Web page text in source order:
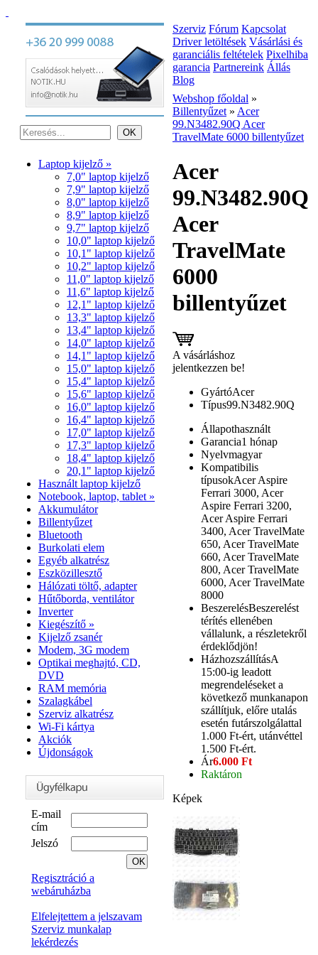
Laptop kijelző »
7,0" laptop kijelző
7,9" laptop kijelző
8,0" laptop kijelző
8,9" laptop kijelző
9,7" laptop kijelző
10,0" laptop kijelző
10,1" laptop kijelző
10,2" laptop kijelző
11,0" laptop kijelző
11,6" laptop kijelző
12,1" laptop kijelző
13,3" laptop kijelző
13,4" laptop kijelző
14,0" laptop kijelző
14,1" laptop kijelző
15,0" laptop kijelző
15,4" laptop kijelző
15,6" laptop kijelző
16,0" laptop kijelző
16,4" laptop kijelző
17,0" laptop kijelző
17,3" laptop kijelző
18,4" laptop kijelző
20,1" laptop kijelző
Használt laptop kijelző
Notebook, laptop, tablet »
Akkumulátor
Billentyűzet
Bluetooth
Burkolati elem
Egyéb alkatrész
Eszközillesztő
Hálózati töltő, adapter
Hűtőborda, ventilátor
Inverter
Kiegészítő »
Kijelző zsanér
Modem, 3G modem
Optikai meghajtó, CD,
DVD
RAM memória
Szalagkábel
Szerviz alkatrész
Wi-Fi kártya
Akciók
Újdonságok
E-mail
cím
Jelszó
Regisztráció a
webáruházba
Elfelejtettem a jelszavam
Szerviz munkalap
lekérdezés
Szerviz Fórum Kapcsolat
Driver letöltések Vásárlási és
garanciális feltételek Pixelhiba
garancia Partnereink Állás
Blog
Webshop főoldal »
Billentyűzet » Acer
99.N3482.90Q Acer
TravelMate 6000 billentyűzet
Acer
99.N3482.90Q
Acer
TravelMate
6000
billentyűzet
A vásárláshoz
jelentkezzen be!
GyártóAcer
Típus99.N3482.90Q
Állapothasznált
Garancia1 hónap
Nyelvmagyar
Kompatibilis
típusokAcer Aspire
Ferrari 3000, Acer
Aspire Ferrari 3200,
Acer Aspire Ferrari
3400, Acer TravelMate
650, Acer TravelMate
660, Acer TravelMate
800, Acer TravelMate
6000, Acer TravelMate
8000
BeszerelésBeszerelést
térítés ellenében
vállalunk, a részletekről
érdeklődjön!
HázhozszállításA
15:00-ig leadott
megrendeléseket a
következő munkanapon
szállítjuk, előre utalás
esetén futárszolgálattal
1.000 Ft-ért, utánvéttel
1.500 Ft-ért.
Ár6.000 Ft
Raktáron
Képek